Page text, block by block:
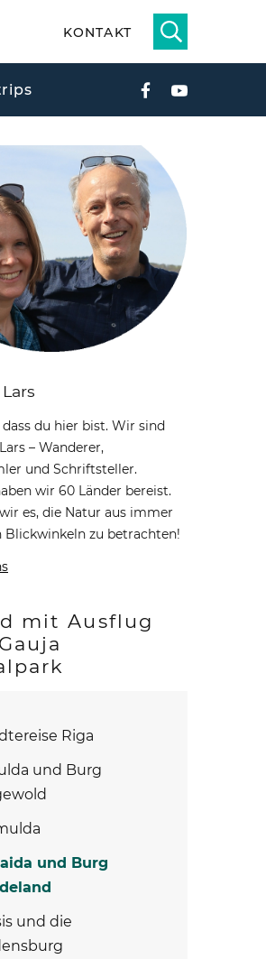
KONTAKT
dass du hier bist. Wir sind
– Wanderer,
und Schriftsteller.
wir 60 Länder bereist.
es, die Natur aus immer
Blickwinkeln zu betrachten!
mit Ausflug
Riga
und Burg
und Burg
und die